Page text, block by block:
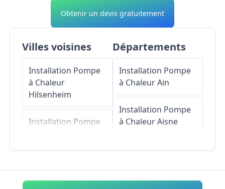
Obtenir un devis gratuitement
Villes voisines
Installation Pompe
à Chaleur
Hilsenheim
Installation Pompe
Installation Pompe
Départements
Installation Pompe
à ChaleurAin
Installation Pompe
à ChaleurAisne
Installation Pompe